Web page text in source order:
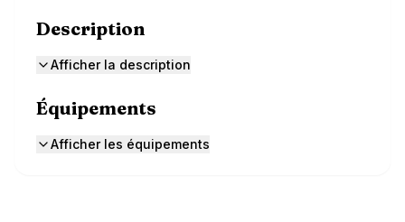
Description
Afficher la description
Équipements
Afficher les équipements